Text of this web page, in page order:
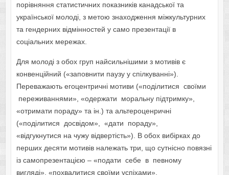
порівняння статистичних показників канадської та
української молоді, з метою знаходження міжкультурних
та гендерних відмінностей у само презентації в
соціальних мережах.
Для молоді з обох груп найсильнішими з мотивів є
конвенційний («заповнити паузу у спілкуванні»).
Переважають егоцентричні мотиви («поділитися своїми
переживаннями», «одержати моральну підтримку»,
«отримати пораду» та ін.) та альтероценричні
(«поділитися досвідом», «дати пораду»,
«відгукнутися на чужу відвертість»). В обох вибірках до
перших десяти мотивів належать три, що сутнісно повязні
із самопрезентацією – «подати себе в певному
вигляді», «похвалитися своїми успіхами»,